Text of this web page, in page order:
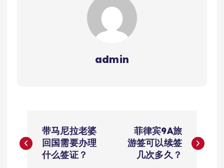
admin
章
带马尼拉老婆
回国需要办理
什么签证？
菲律宾9A旅
游签可以续签
几次多久？